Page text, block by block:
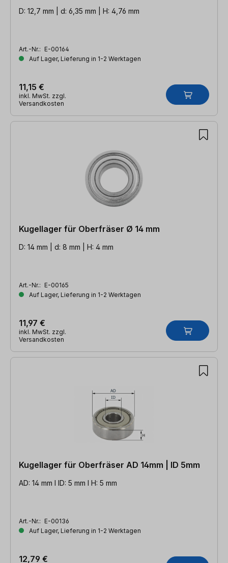
D: 12,7 mm | d: 6,35 mm | H: 4,76 mm
Art.-Nr.: E-00164
Auf Lager, Lieferung in 1-2 Werktagen
11,15 €
inkl. MwSt. zzgl.
Versandkosten
Kugellager für Oberfräser Ø 14 mm
D: 14 mm | d: 8 mm | H: 4 mm
Art.-Nr.: E-00165
Auf Lager, Lieferung in 1-2 Werktagen
11,97 €
inkl. MwSt. zzgl.
Versandkosten
Kugellager für Oberfräser AD 14mm | ID 5mm
AD: 14 mm l ID: 5 mm l H: 5 mm
Art.-Nr.: E-00136
Auf Lager, Lieferung in 1-2 Werktagen
12,79 €